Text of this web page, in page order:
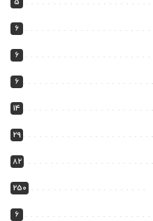
6
6
6
14
29
82
250
6